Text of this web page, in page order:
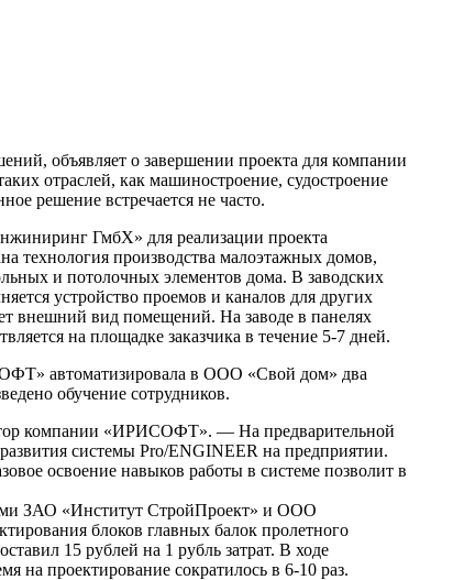
объявляет о завершении проекта для компании
отраслей, как машиностроение, судостроение
решение встречается не часто.
ГмбХ» для реализации проекта
технология производства малоэтажных домов,
и потолочных элементов дома. В заводских
устройство проемов и каналов для других
внешний вид помещений. На заводе в панелях
на площадке заказчика в течение 5-7 дней.
автоматизировала в ООО «Свой дом» два
обучение сотрудников.
компании «ИРИСОФТ». — На предварительной
системы Pro/ENGINEER на предприятии.
освоение навыков работы в системе позволит в
ЗАО «Институт СтройПроект» и ООО
блоков главных балок пролетного
15 рублей на 1 рубль затрат. В ходе
проектирование сократилось в 6-10 раз.